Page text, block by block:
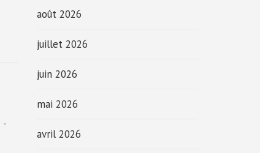
-
août 2026
juillet 2026
juin 2026
mai 2026
avril 2026